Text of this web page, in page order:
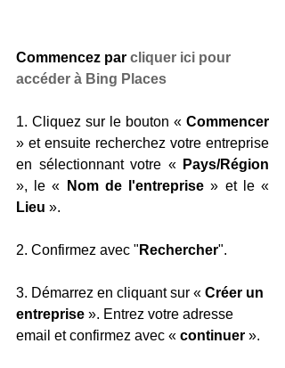
Commencez par cliquer ici pour
accéder à Bing Places
1. Cliquez sur le bouton « Commencer
» et ensuite recherchez votre entreprise
en sélectionnant votre « Pays/Région
», le «
Nom de l'entreprise
Lieu ».
2. Confirmez avec " Rechercher".
3. Démarrez en cliquant sur « Créer un
entreprise ». Entrez votre adresse
email et confirmez avec « continuer ».